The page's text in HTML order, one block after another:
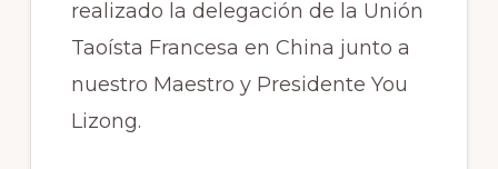
realizado la delegación de la Unión
Taoísta Francesa en China junto a
nuestro Maestro y Presidente You
Lizong.